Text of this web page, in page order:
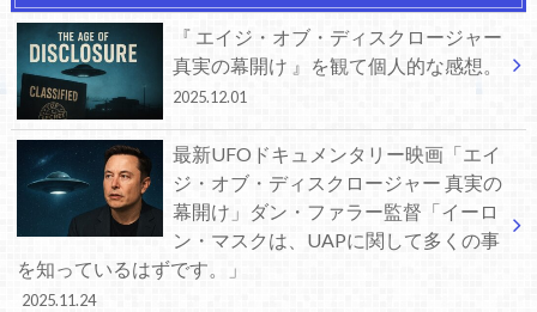
『 エイジ・オブ・ディスクロージャー
真実の幕開け 』を観て個人的な感想。
2025.12.01
最新UFOドキュメンタリー映画「エイ
ジ・オブ・ディスクロージャー 真実の
幕開け」ダン・ファラー監督「イーロ
ン・マスクは、UAPに関して多くの事
を知っているはずです。」
2025.11.24